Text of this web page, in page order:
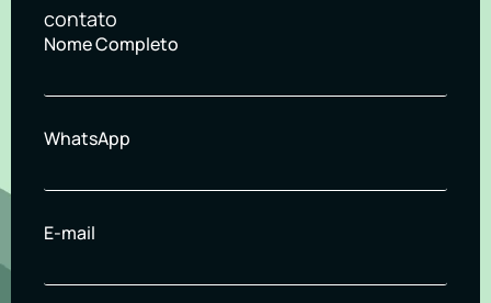
contato
Nome Completo
WhatsApp
E-mail